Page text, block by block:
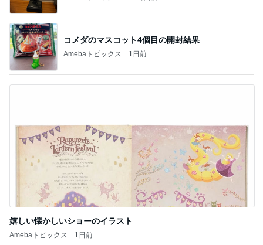
コメダのマスコット4個目の開封結果
Amebaトピックス 1日前
嬉しい懐かしいショーのイラスト
Amebaトピックス 1日前